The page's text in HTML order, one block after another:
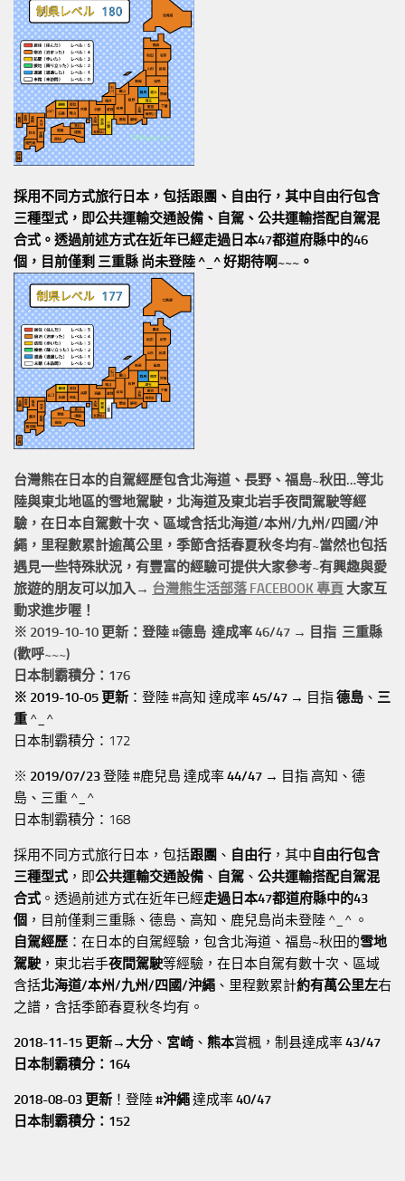
採用不同方式旅行日本，包括跟團、自由行，其中自由行包含
三種型式，即公共運輸交通設備、自駕、公共運輸搭配自駕混
合式。透過前述方式在近年已經走過日本47都道府縣中的46
個，目前僅剩 三重縣 尚未登陸 ^_^ 好期待啊~~~。
台灣熊在日本的自駕經歷包含北海道、長野、福島~秋田…等北
陸與東北地區的雪地駕駛 ，北海道及東北岩手夜間駕駛等經
驗，在日本自駕數十次、區域含括北海道/本州/九州/四國/沖
繩， 里程數累計逾萬公里 ，季節含括春夏秋冬均有~當然也包括
遇見一些特殊狀況，有豐富的經驗可提供大家參考~有興趣與愛
旅遊的朋友可以加入→ 台灣熊生活部落 FACEBOOK 專頁 大家互
動求進步喔！
※ 2019-10-10 更新：登陸 #德島 達成率 46/47 → 目指 三重縣
(歡呼~~~)
日本制霸積分：176
※ 2019-10-05 更新 ：登陸 #高知 達成率45/47 → 目指德島 、 三
重 ^_^
日本制霸積分：172
※ 2019/07/23登陸 #鹿兒島 達成率44/47 → 目指 高知、德
島、三重 ^_^
日本制霸積分：168
採用不同方式旅行日本，包括跟團 、 自由行 ，其中自由行包含
三種型式 ，即公共運輸交通設備 、 自駕 、 公共運輸搭配自駕混
合式 。透過前述方式在近年已經走過日本47都道府縣中的43
個 ，目前僅剩三重縣、德島、高知、鹿兒島尚未登陸 ^_^ 。
自駕經歷 ：在日本的自駕經驗，包含北海道、福島~秋田的雪地
駕駛 ，東北岩手夜間駕駛等經驗，在日本自駕有數十次、區域
含括北海道/本州/九州/四國/沖繩 、里程數累計約有萬公里左右
之譜，含括季節春夏秋冬均有。
2018-11-15 更新→ 大分、 宮崎 、 熊本賞楓，制县達成率43/47
日本制霸積分：164
2018-08-03 更新 ！登陸#沖繩達成率40/47
日本制霸積分：152